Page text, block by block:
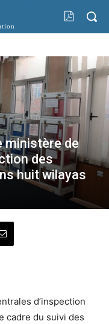
ministère de
des
huit wilayas
d’inspection
cadre du suivi des